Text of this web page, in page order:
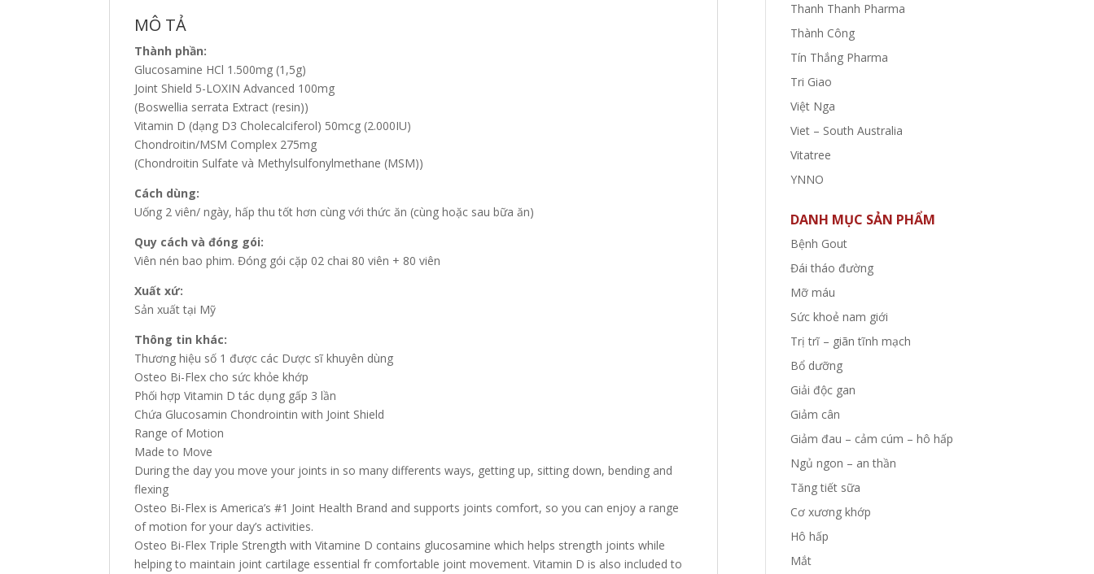
MÔ TẢ
Thành phần:
Glucosamine HCl 1.500mg (1,5g)
Joint Shield 5-LOXIN Advanced 100mg
(Boswellia serrata Extract (resin))
Vitamin D (dạng D3 Cholecalciferol) 50mcg (2.000IU)
Chondroitin/MSM Complex 275mg
(Chondroitin Sulfate và Methylsulfonylmethane (MSM))
Cách dùng:
Uống 2 viên/ ngày, hấp thu tốt hơn cùng với thức ăn (cùng hoặc sau bữa ăn)
Quy cách và đóng gói:
Viên nén bao phim. Đóng gói cặp 02 chai 80 viên + 80 viên
Xuất xứ:
Sản xuất tại Mỹ
Thông tin khác:
Thương hiệu số 1 được các Dược sĩ khuyên dùng
Osteo Bi-Flex cho sức khỏe khớp
Phối hợp Vitamin D tác dụng gấp 3 lần
Chứa Glucosamin Chondrointin with Joint Shield
Range of Motion
Made to Move
During the day you move your joints in so many differents ways, getting up, sitting down, bending and
flexing
Osteo Bi-Flex is America’s #1 Joint Health Brand and supports joints comfort, so you can enjoy a range
of motion for your day’s activities.
Osteo Bi-Flex Triple Strength with Vitamine D contains glucosamine which helps strength joints while
helping to maintain joint cartilage essential fr comfortable joint movement. Vitamin D is also included to
Thanh Thanh Pharma
Thành Công
Tín Thắng Pharma
Tri Giao
Việt Nga
Viet – South Australia
Vitatree
YNNO
DANH MỤC SẢN PHẨM
Bệnh Gout
Đái tháo đường
Mỡ máu
Sức khoẻ nam giới
Trị trĩ – giãn tĩnh mạch
Bổ dưỡng
Giải độc gan
Giảm cân
Giảm đau – cảm cúm – hô hấp
Ngủ ngon – an thần
Tăng tiết sữa
Cơ xương khớp
Hô hấp
Mắt